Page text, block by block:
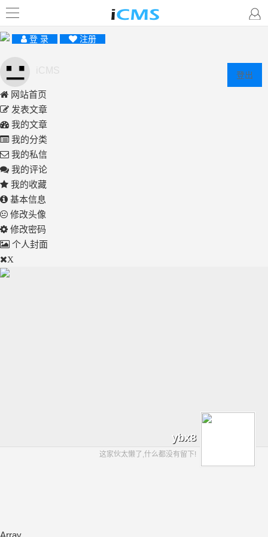
登 录 注册
登出
网站首页
发表文章
我的文章
我的分类
我的私信
我的评论
我的收藏
基本信息
修改头像
修改密码
个人封面
X
ybx8
这家伙太懒了,什么都没有留下!
Array